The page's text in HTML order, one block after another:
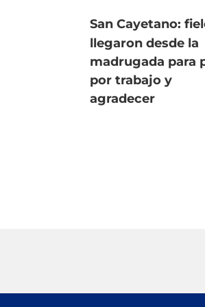
San Cayetano:
llegaron desde la
madrugada para
por trabajo y
agradecer